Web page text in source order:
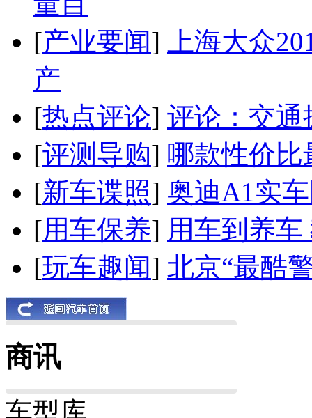
[产业要闻]
上海大众
产
[热点评论] 评论：交通
[评测导购] 哪款性价比
[新车谍照] 奥迪A1实
[用车保养] 用车到养
[玩车趣闻] 北京“最酷
商讯
车型库